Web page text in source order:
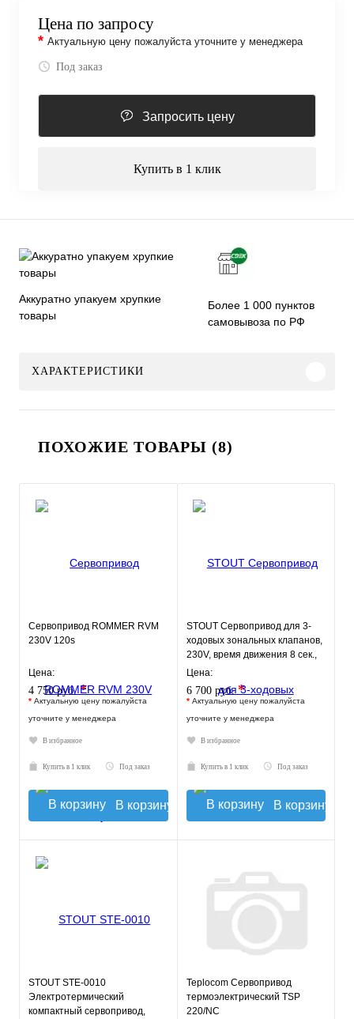
Цена по запросу
* Актуальную цену пожалуйста уточните у менеджера
Под заказ
Запросить цену
Купить в 1 клик
Аккуратно упакуем хрупкие
товары
Более 1 000 пунктов
самовывоза по РФ
ХАРАКТЕРИСТИКИ
ПОХОЖИЕ ТОВАРЫ (8)
Сервопривод ROMMER RVM
230V 120s
Цена:
4 750 руб.*
* Актуальную цену пожалуйста
уточните у менеджера
В избранное
Купить в 1 клик Под заказ
В корзину
STOUT Сервопривод для 3-
ходовых зональных клапанов,
230V, время движения 8 сек.,
1м.
Цена:
6 700 руб. *
* Актуальную цену пожалуйста
уточните у менеджера
В избранное
Купить в 1 клик Под заказ
В корзину
STOUT STE-0010
Электротермический
компактный сервопривод,
Teplocom Сервопривод
термоэлектрический TSP
220/NC